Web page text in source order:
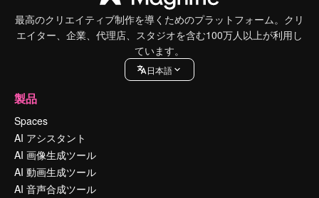
最高のクリエイティブ制作を導くためのプラットフォーム。クリ
エイター、企業、代理店、スタジオを含む100万人以上が利用し
ています。
日本語
製品
Spaces
AI アシスタント
AI 画像生成ツール
AI 動画生成ツール
AI 音声合成ツール